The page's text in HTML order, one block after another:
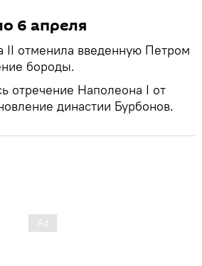
6 апреля
II отменила введенную Петром
бороды.
отречение Наполеона I от
династии Бурбонов.